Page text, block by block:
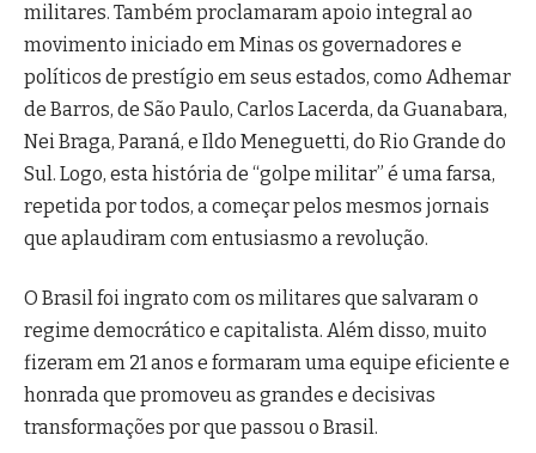
militares. Também proclamaram apoio integral ao
movimento iniciado em Minas os governadores e
políticos de prestígio em seus estados, como Adhemar
de Barros, de São Paulo, Carlos Lacerda, da Guanabara,
Nei Braga, Paraná, e Ildo Meneguetti, do Rio Grande do
Sul. Logo, esta história de “golpe militar” é uma farsa,
repetida por todos, a começar pelos mesmos jornais
que aplaudiram com entusiasmo a revolução.
O Brasil foi ingrato com os militares que salvaram o
regime democrático e capitalista. Além disso, muito
fizeram em 21 anos e formaram uma equipe eficiente e
honrada que promoveu as grandes e decisivas
transformações por que passou o Brasil.